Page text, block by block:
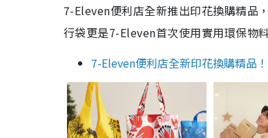
.
3
%
7-Eleven便利店全新推出印花換購精品
行袋更是7-Eleven首次使用實用環保物
7-Eleven便利店全新印花換購精品